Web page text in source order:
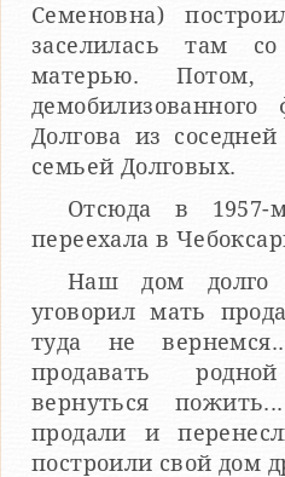
Семеновна)
заселилась там
матерью.
Долгова из
семьей Долговых.
Отсюда в
переехала в
Наш дом долго
уговорил мать
туда не
продавать
вернуться
продали и
построили свой дом